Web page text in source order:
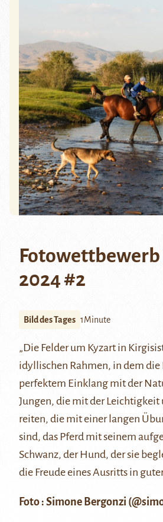
Fotowettbewerb
2024 #2
Bild des Tages 1Minute
„Die Felder um Kyzart in
idyllischen Rahmen, in dem die
perfektem Einklang mit der
Jungen, die mit der Leichtigkeit
reiten, die mit einer langen
sind, das Pferd mit seinem
Schwanz, der Hund, der sie
die Freude eines Ausritts in
Foto : Simone Bergonzi (